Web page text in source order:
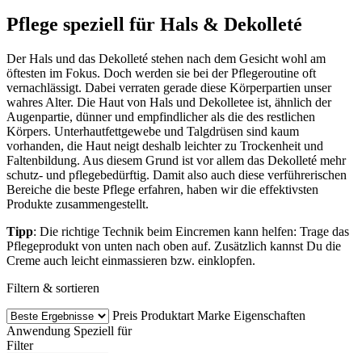
Pflege speziell für Hals & Dekolleté
Der Hals und das Dekolleté stehen nach dem Gesicht wohl am
öftesten im Fokus. Doch werden sie bei der Pflegeroutine oft
vernachlässigt. Dabei verraten gerade diese Körperpartien unser
wahres Alter. Die Haut von Hals und Dekolletee ist, ähnlich der
Augenpartie, dünner und empfindlicher als die des restlichen
Körpers. Unterhautfettgewebe und Talgdrüsen sind kaum
vorhanden, die Haut neigt deshalb leichter zu Trockenheit und
Faltenbildung. Aus diesem Grund ist vor allem das Dekolleté mehr
schutz- und pflegebedürftig. Damit also auch diese verführerischen
Bereiche die beste Pflege erfahren, haben wir die effektivsten
Produkte zusammengestellt.
Tipp: Die richtige Technik beim Eincremen kann helfen: Trage das
Pflegeprodukt von unten nach oben auf. Zusätzlich kannst Du die
Creme auch leicht einmassieren bzw. einklopfen.
Filtern & sortieren
Preis Produktart Marke Eigenschaften
Anwendung Speziell für
Filter